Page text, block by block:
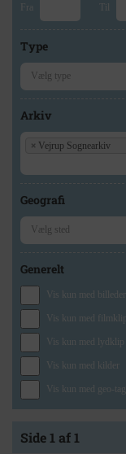
Fra Til
Type
Arkiv
× Vejrup Sognearkiv
Geografi
Generelt
Vis kun med billeder
Vis kun med filmklip
Vis kun med lydklip
Vis kun med kilder
Vis kun med geo-tag
Side 1 af 1